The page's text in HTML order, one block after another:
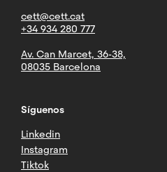
cett@cett.cat
+34 934 280 777
Av. Can Marcet, 36-38,
08035 Barcelona
Síguenos
Linkedin
Instagram
Tiktok